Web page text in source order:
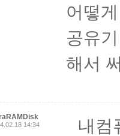
어떻
공유
해서
14:34
내컴